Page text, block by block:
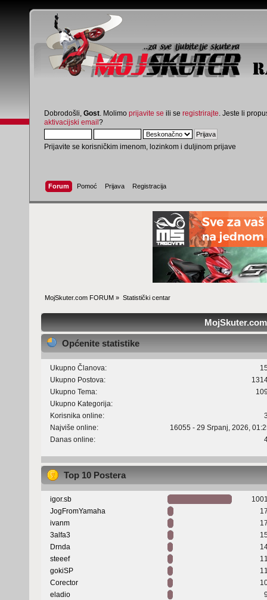
Dobrodošli, Gost . Molimo prijavite se ili se registrirajte . Jeste li
aktivacijski email?
Prijavite se korisničkim imenom, lozinkom i duljinom prijave
Forum Pomoć Prijava Registracija
MojSkuter.com FORUM » Statistički centar
Općenite statistike
Ukupno Članova:
Ukupno Postova:
Ukupno Tema:
Ukupno Kategorija:
Korisnika online:
Najviše online:
16055 - 29 Srpanj, 2026,
Danas online:
Top 10 Postera
igor.sb
JogFromYamaha
ivanm
3alfa3
Drnda
steeef
gokiSP
Corector
eladio